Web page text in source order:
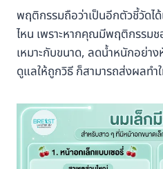
พฤติกรรมถือว่าเป็นอีกตัวชี้วัดไ
ไหน เพราะหากคุณมีพฤติกรรมช
เหมาะกับขนาด, ลดน้ำหนักอย่าง
ดูแลให้ถูกวิธี ก็สามารถส่งผลทำ